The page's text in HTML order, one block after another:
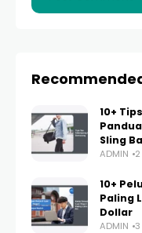
10+
Sling
ADMIN
10+
Paling
Dollar
ADMIN